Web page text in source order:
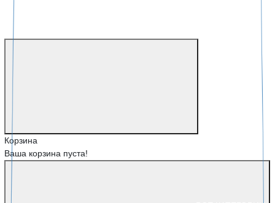
Корзина
Ваша корзина пуста!